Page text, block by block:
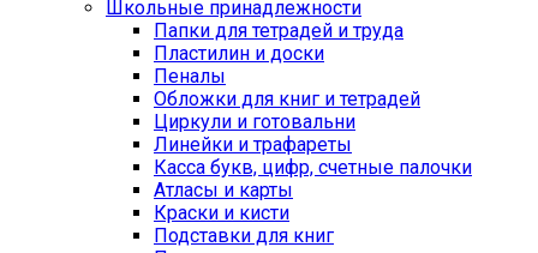
Школьные принадлежности
Папки для тетрадей и труда
Пластилин и доски
Пеналы
Обложки для книг и тетрадей
Циркули и готовальни
Линейки и трафареты
Касса букв, цифр, счетные палочки
Атласы и карты
Краски и кисти
Подставки для книг